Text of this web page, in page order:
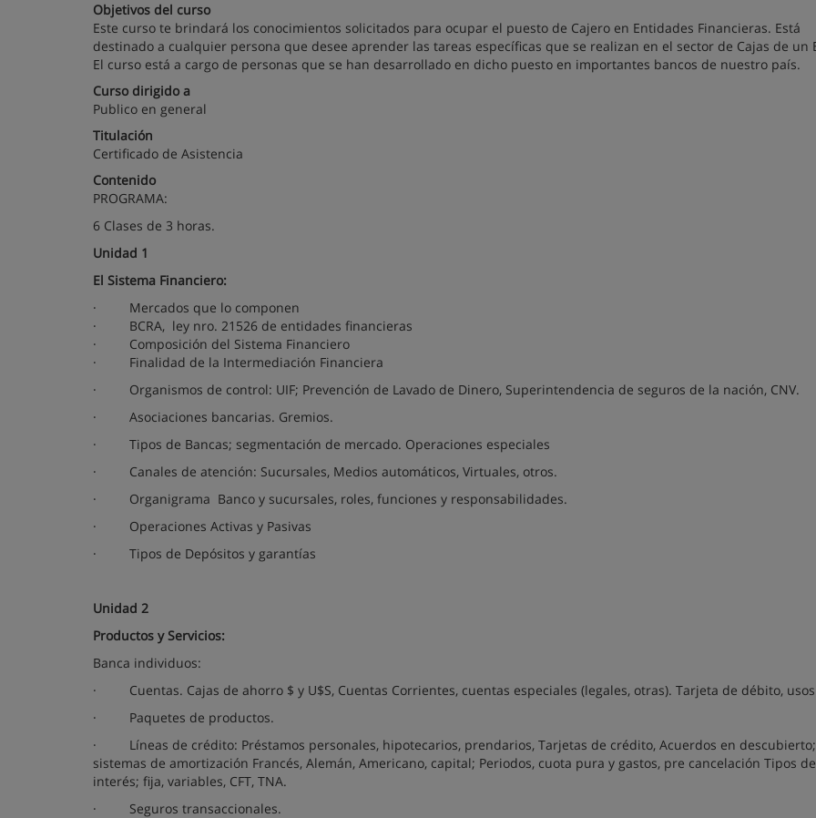
Objetivos del curso
Este curso te brindará los conocimientos solicitados para ocupar el puesto de Cajero en Entidades Financieras. Está
destinado a cualquier persona que desee aprender las tareas específicas que se realizan en el sector de Cajas de un
El curso está a cargo de personas que se han desarrollado en dicho puesto en importantes bancos de nuestro país.
Curso dirigido a
Publico en general
Titulación
Certificado de Asistencia
Contenido
PROGRAMA:
6 Clases de 3 horas.
Unidad 1
El Sistema Financiero:
·
Mercados que lo componen
·
BCRA, ley nro. 21526 de entidades financieras
·
Composición del Sistema Financiero
·
Finalidad de la Intermediación Financiera
·
Organismos de control: UIF; Prevención de Lavado de Dinero, Superintendencia de seguros de la nación, CNV.
·
Asociaciones bancarias. Gremios.
·
Tipos de Bancas; segmentación de mercado. Operaciones especiales
·
Canales de atención: Sucursales, Medios automáticos, Virtuales, otros.
·
Organigrama Banco y sucursales, roles, funciones y responsabilidades.
·
Operaciones Activas y Pasivas
·
Tipos de Depósitos y garantías
Unidad 2
Productos y Servicios:
Banca individuos:
·
Cuentas. Cajas de ahorro $ y U$S, Cuentas Corrientes, cuentas especiales (legales, otras). Tarjeta de débito,
·
Paquetes de productos.
·
Líneas de crédito: Préstamos personales, hipotecarios, prendarios, Tarjetas de crédito, Acuerdos en descubierto;
sistemas de amortización Francés, Alemán, Americano, capital; Periodos, cuota pura y gastos, pre cancelación Tipos
interés; fija, variables, CFT, TNA.
·
Seguros transaccionales.